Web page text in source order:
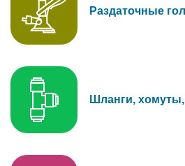
Раздаточные
Шланги,